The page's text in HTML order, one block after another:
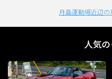
月島運動場近辺
人気